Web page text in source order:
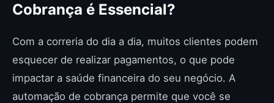
Cobrança é Essencial?
Com a correria do dia a dia, muitos clientes podem
esquecer de realizar pagamentos, o que pode
impactar a saúde financeira do seu negócio. A
automação de cobrança permite que você se